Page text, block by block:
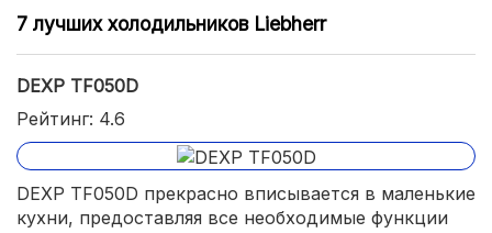
7 лучших холодильников Liebherr
DEXP TF050D
Рейтинг: 4.6
DEXP TF050D прекрасно вписывается в маленькие
кухни, предоставляя все необходимые функции